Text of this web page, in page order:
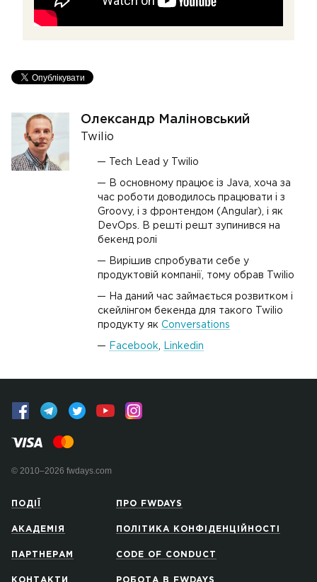
Олександр Маліновський
Twilio
Tech Lead у Twilio
В основному працює із Java, хоча за
час роботи доводилось працювати і з
Groovy, і з фронтендом (Angular), і як
DevOps. В решті решт зупинився на
бекенд ролі
Вирішив спробувати себе у
продуктовій компанії, тому обрав Twilio
На даний час займається розвитком і
скейлінгом бекенда для такого Twilio
продукту як Conversations
Facebook Linkedin
© 2010–2026 fwdays.com
ПОДІЇ
АКАДЕМІЯ
ПАРТНЕРАМ
КОНТАКТИ
ПРО FWDAYS
ПОЛІТИКА КОНФІДЕНЦІЙНОСТІ
CODE OF CONDUCT
РОБОТА В FWDAYS